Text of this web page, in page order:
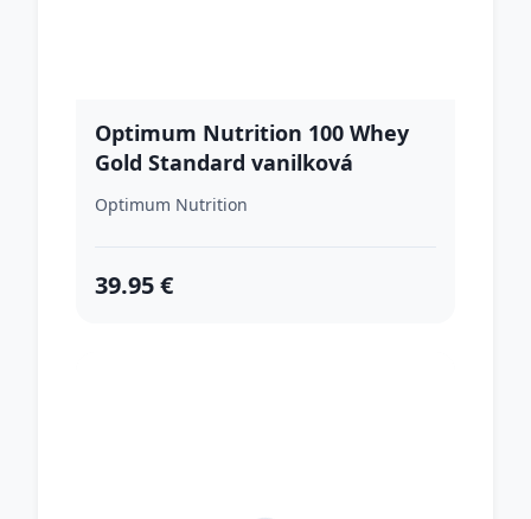
Optimum Nutrition 100 Whey
Gold Standard vanilková
zmrzlina
Optimum Nutrition
39.95 €